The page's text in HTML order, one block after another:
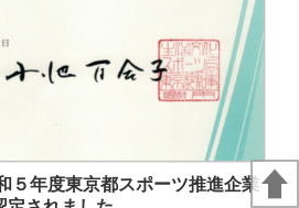
５年度東京都スポーツ推進企業